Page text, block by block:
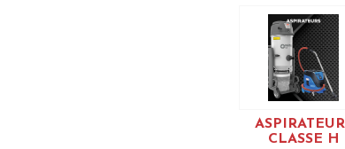
CLASSE H